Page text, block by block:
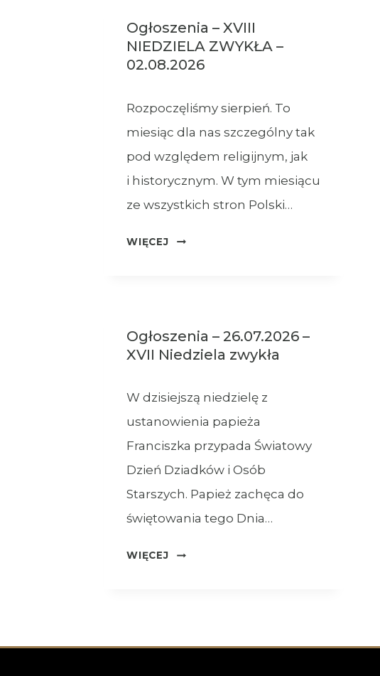
Ogłoszenia – XVIII
NIEDZIELA ZWYKŁA –
02.08.2026
Rozpoczęliśmy sierpień. To
miesiąc dla nas szczególny tak
pod względem religijnym, jak
i historycznym. W tym miesiącu
ze wszystkich stron Polski…
WIĘCEJ
OGŁOSZENIA
–
02.08.2026
Ogłoszenia – 26.07.2026 –
XVII Niedziela zwykła
W dzisiejszą niedzielę z
ustanowienia papieża
Franciszka przypada Światowy
Dzień Dziadków i Osób
Starszych. Papież zachęca do
świętowania tego Dnia…
WIĘCEJ
OGŁOSZENIA
NIEDZIELA